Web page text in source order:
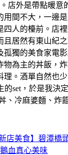
店外是帶點暖意
用間不大，一邊
四人的檯前。店
且居然有東山紀
獨的美食家電影
物為主的丼飯，
理。酒單自然也
的set，於是我決
、冷麻婆麵、炸
店美食】碧潭橋
血真心美味